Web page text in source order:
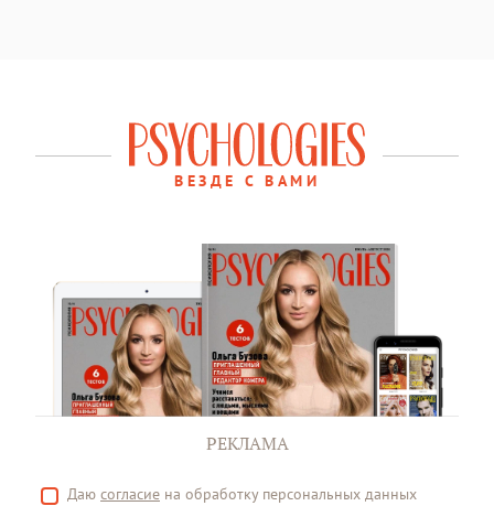
ВЕЗДЕ С ВАМИ
РЕКЛАМА
Даю согласие на обработку персональных данных